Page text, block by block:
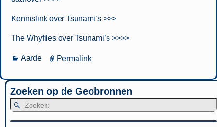
Kennislink over Tsunami’s >>>
The Whyfiles over Tsunami’s >>>>
Aarde Permalink
Zoeken op de Geobronnen